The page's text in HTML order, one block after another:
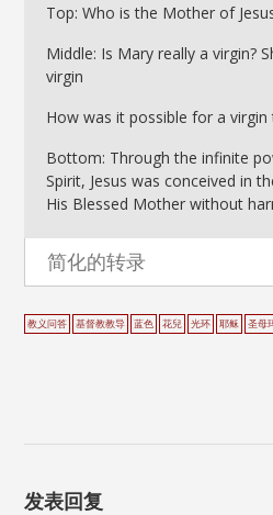
Top: Who is the Mother of
Middle: Is Mary really a virgin?
virgin
How was it possible for a virgin
Bottom: Through the infinite
Spirit, Jesus was conceived in
His Blessed Mother without
简化的转录
教义问答 基督教教导 蓝色 花兒 光环 耶稣 圣母
发表回复